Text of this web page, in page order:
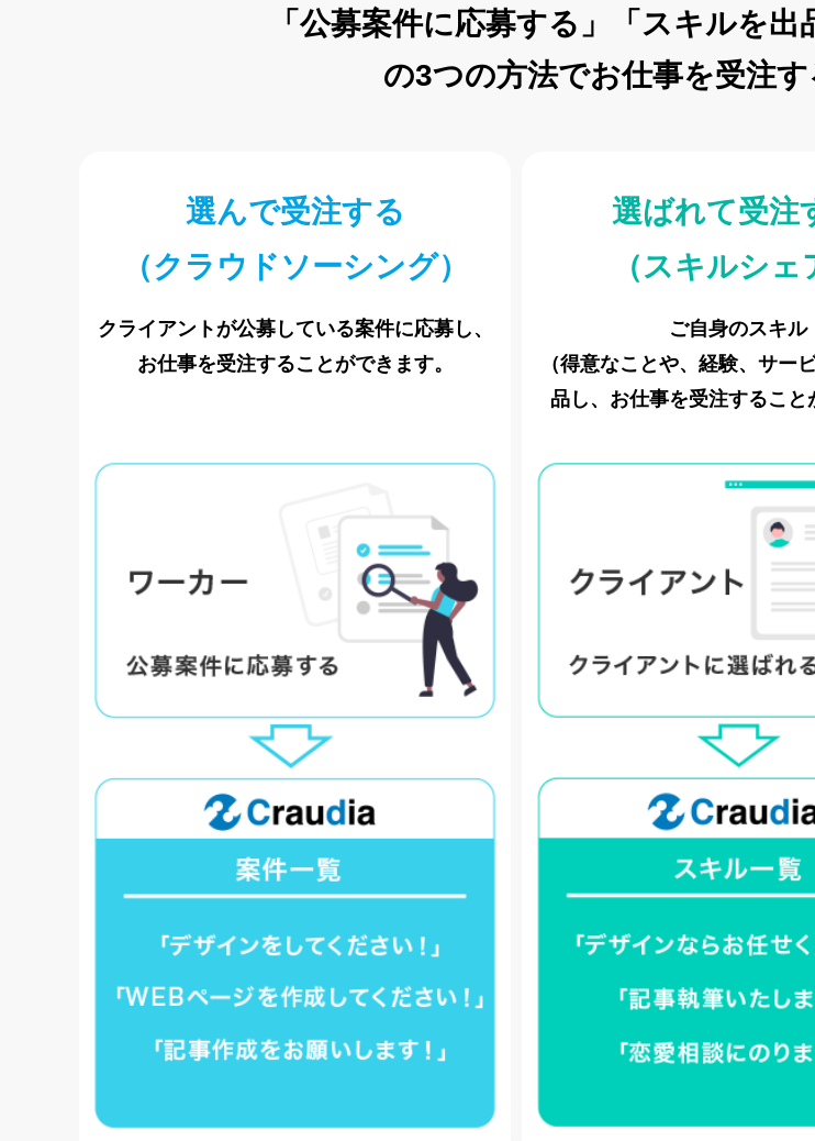
「公募案件に応募する」
「スキルを出
の3つの⽅法でお仕事を受注す
選んで受注する
（クラウドソーシング）
クライアントが公募している案件に応募し、
お仕事を受注することができます。
選ばれて受注
（スキルシェ
ご⾃⾝のスキル
（得意なことや、経験、サー
品し、お仕事を受注すること